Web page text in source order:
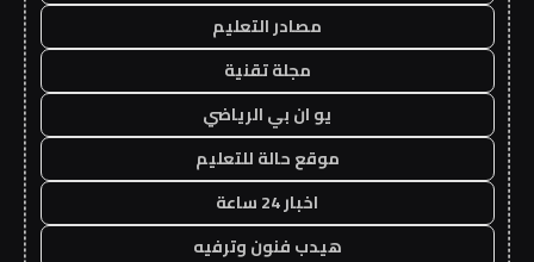
مصادر التعليم
مجلة تقنية
يو ان بي الرياضي
موقع حالة للتعليم
اخبار 24 ساعة
هيدب فنون وترفيه